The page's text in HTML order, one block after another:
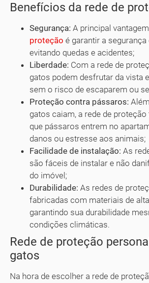
Benefícios da rede de
Segurança: A principal
proteção é garantir a
evitando quedas e acidentes;
Liberdade: Com a rede de
gatos podem desfrutar da vista
sem o risco de escaparem ou
Proteção contra pássaros:
gatos caiam, a rede de
que pássaros entrem no
danos ou estresse aos animais;
Facilidade de instalação: As
são fáceis de instalar e não
do imóvel;
Durabilidade: As redes de
fabricadas com materiais de
garantindo sua durabilidade
condições climáticas.
Rede de proteção
gatos
Na hora de escolher a rede de